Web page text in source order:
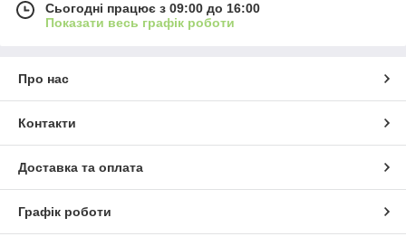
Сьогодні працює з 09:00 до 16:00
Показати весь графік роботи
Про нас
Контакти
Доставка та оплата
Графік роботи